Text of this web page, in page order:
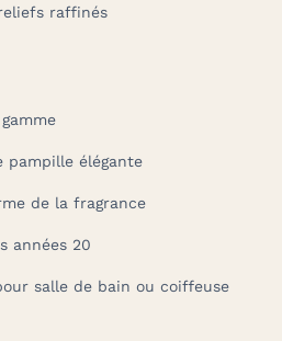
raffinés
pampille élégante
de la fragrance
années 20
salle de bain ou coiffeuse